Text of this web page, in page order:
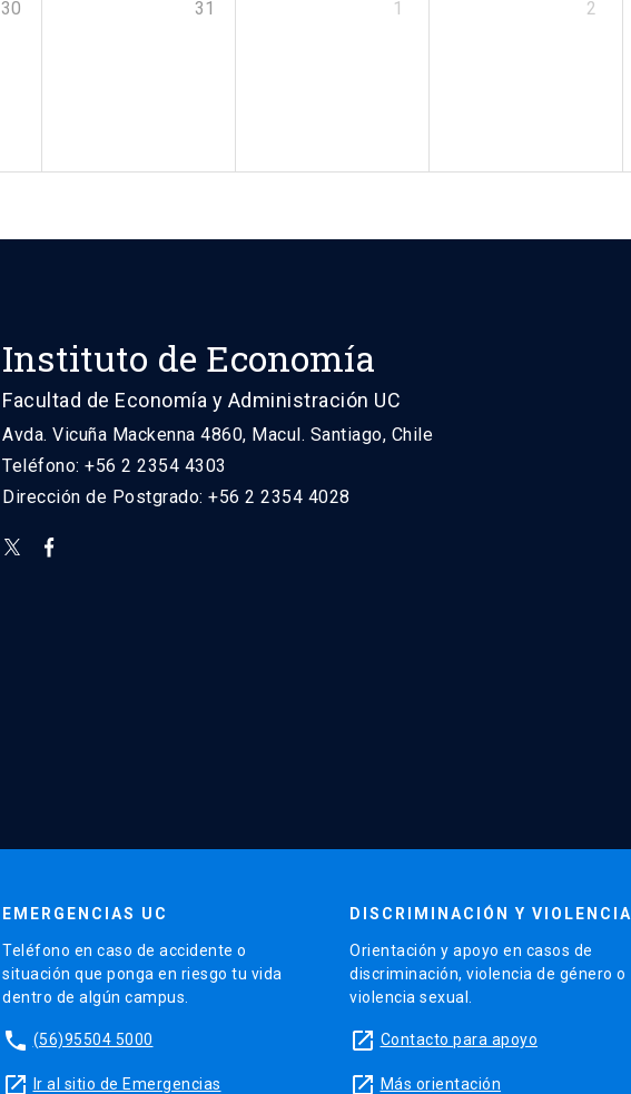
30 31 1 2
Instituto de Economía
Facultad de Economía y Administración UC
Avda. Vicuña Mackenna 4860, Macul. Santiago, Chile
Teléfono: +56 2 2354 4303
Dirección de Postgrado: +56 2 2354 4028
EMERGENCIAS UC
Teléfono en caso de accidente o
situación que ponga en riesgo tu vida
dentro de algún campus.
phone (56)95504 5000
launch Ir al sitio de Emergencias
DISCRIMINACIÓN Y VIOLENCIA
Orientación y apoyo en casos de
discriminación, violencia de género o
violencia sexual.
launch Contacto para apoyo
launch Más orientación